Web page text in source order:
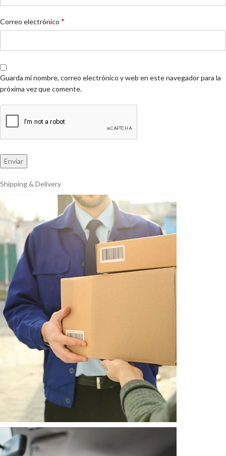
Correo electrónico *
Guarda mi nombre, correo electrónico y web en este navegador para la
próxima vez que comente.
Shipping & Delivery